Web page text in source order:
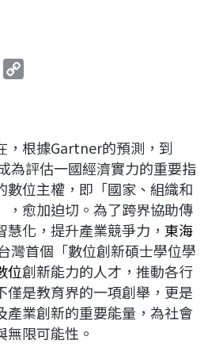
L
i
n
k
，根據Gartner的預測，到
為評估一國經濟實力的重要指
數位主權，即「國家、組織和
，愈加迫切。為了跨界協助傳
化，提升產業競爭力， 東海
灣首個「數位創新碩士學位學
位創新能力的人才，推動各行
僅是教育界的一項創舉，更是
產業創新的重要能量，為社會
限可能性。